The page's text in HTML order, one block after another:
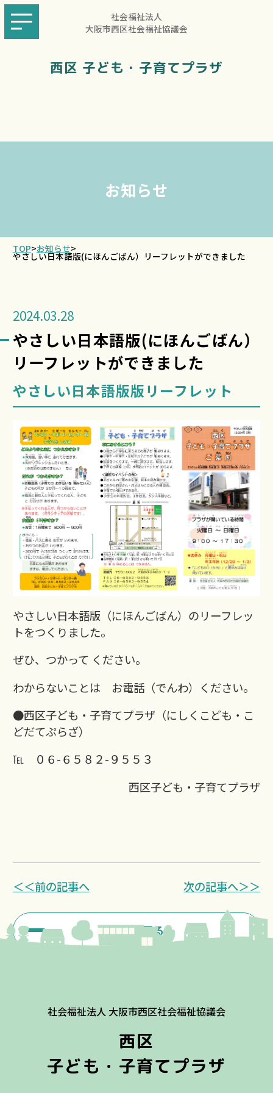
社会福祉法人
大阪市西区社会福祉協議会
西区 子ども・子育てプラザ
お知らせ
TOP>お知らせ>
やさしい日本語版(にほんごばん）リーフレットができました
2024.03.28
やさしい日本語版(にほんごばん）
リーフレットができました
やさしい日本語版版リーフレット
やさしい日本語版（にほんごばん）のリーフレッ
トをつくりました。
ぜひ、つかって ください。
わからないことは お電話（でんわ）ください。
●西区子ども・子育てプラザ（にしくこども・こ
どだてぷらざ）
℡ ０６-６５８２-９５５３
西区子ども・子育てプラザ
＜＜前の記事へ
一覧に戻る
次の記事へ＞＞
社会福祉法人 大阪市西区社会福祉協議会
西区
子ども・子育てプラザ